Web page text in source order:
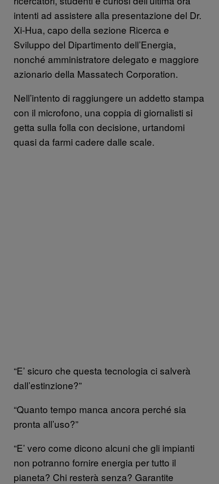
intenti ad assistere alla presentazione del Dr.
Xi-Hua, capo della sezione Ricerca e
Sviluppo del Dipartimento dell’Energia,
nonché amministratore delegato e maggiore
azionario della Massatech Corporation.
Nell’intento di raggiungere un addetto stampa
con il microfono, una coppia di giornalisti si
getta sulla folla con decisione, urtandomi
quasi da farmi cadere dalle scale.
“E’ sicuro che questa tecnologia ci salverà
dall’estinzione?”
“Quanto tempo manca ancora perché sia
pronta all’uso?”
“E’ vero come dicono alcuni che gli impianti
non potranno fornire energia per tutto il
pianeta? Chi resterà senza? Garantite